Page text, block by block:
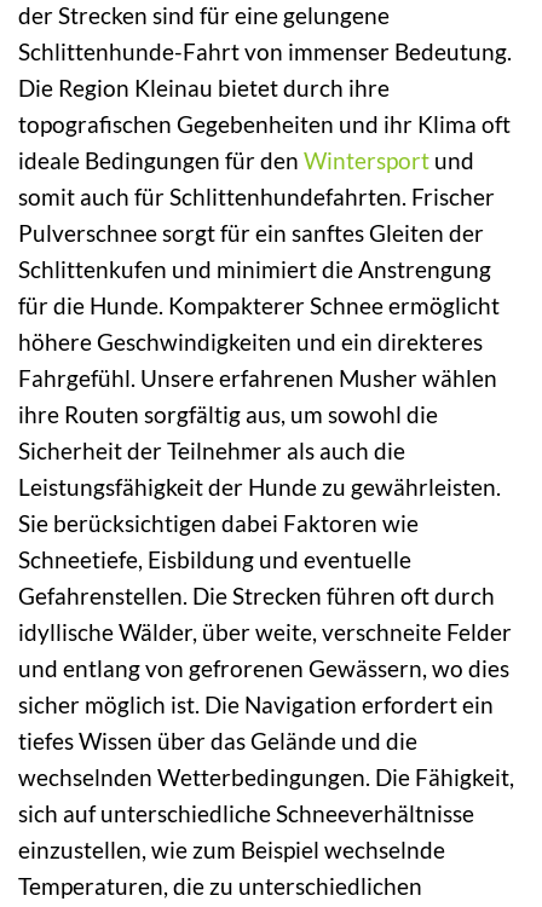
der Strecken sind für eine gelungene
Schlittenhunde-Fahrt von immenser Bedeutung.
Die Region Kleinau bietet durch ihre
topografischen Gegebenheiten und ihr Klima oft
ideale Bedingungen für den Wintersport und
somit auch für Schlittenhundefahrten. Frischer
Pulverschnee sorgt für ein sanftes Gleiten der
Schlittenkufen und minimiert die Anstrengung
für die Hunde. Kompakterer Schnee ermöglicht
höhere Geschwindigkeiten und ein direkteres
Fahrgefühl. Unsere erfahrenen Musher wählen
ihre Routen sorgfältig aus, um sowohl die
Sicherheit der Teilnehmer als auch die
Leistungsfähigkeit der Hunde zu gewährleisten.
Sie berücksichtigen dabei Faktoren wie
Schneetiefe, Eisbildung und eventuelle
Gefahrenstellen. Die Strecken führen oft durch
idyllische Wälder, über weite, verschneite Felder
und entlang von gefrorenen Gewässern, wo dies
sicher möglich ist. Die Navigation erfordert ein
tiefes Wissen über das Gelände und die
wechselnden Wetterbedingungen. Die Fähigkeit,
sich auf unterschiedliche Schneeverhältnisse
einzustellen, wie zum Beispiel wechselnde
Temperaturen, die zu unterschiedlichen